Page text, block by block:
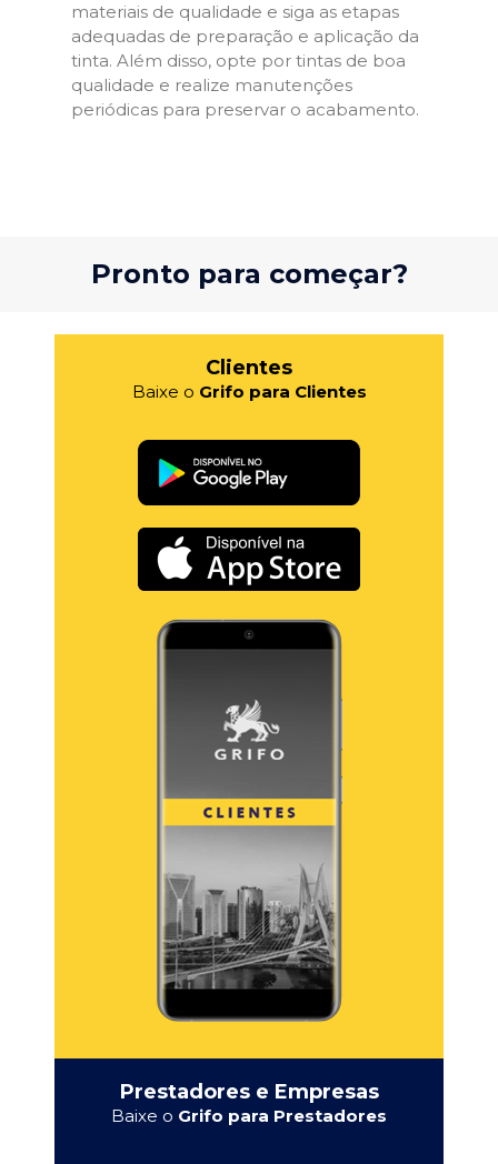
materiais de qualidade e siga as etapas
adequadas de preparação e aplicação da
tinta. Além disso, opte por tintas de boa
qualidade e realize manutenções
periódicas para preservar o acabamento.
Pronto para começar?
Clientes
Baixe o Grifo para Clientes
Prestadores e Empresas
Baixe o Grifo para Prestadores